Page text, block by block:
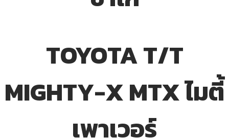
TOYOTA T/T
MIGHTY-X MTX ไมตี้
เพาเวอร์